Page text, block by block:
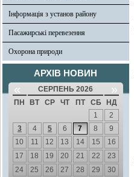
Інформація з установ району
Пасажирські перевезення
Охорона природи
АРХІВ НОВИН
« СЕРПЕНЬ 2026 »
ПН ВТ СР ЧТ ПТ СБ
НД
1
2
3
4 5 6 7 8
9
10
11 12 13 14 15
16
17
18 19 20 21 22
23
24
25 26 27 28 29
30